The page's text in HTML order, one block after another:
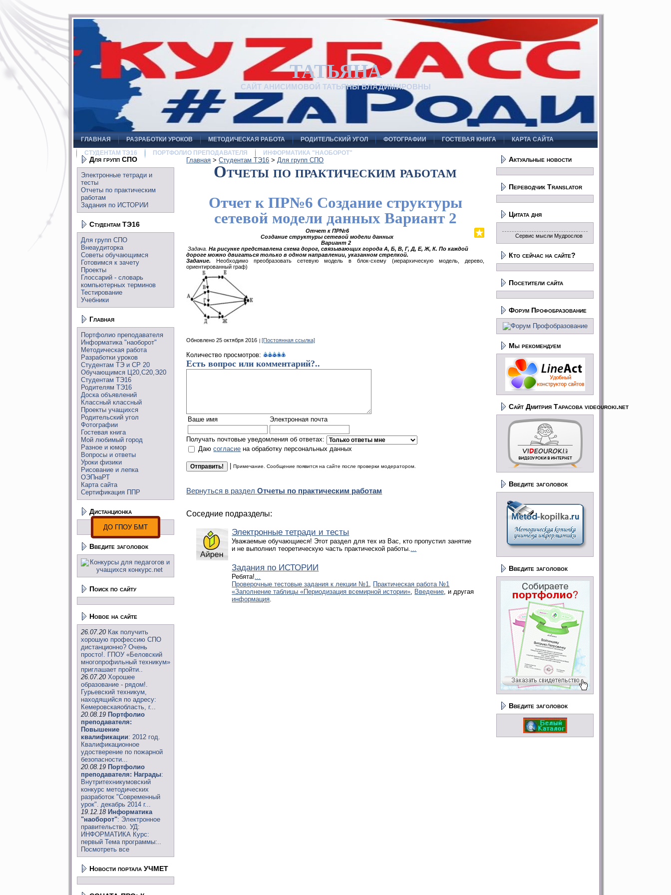
ТАТЬЯНА
САЙТ АНИСИМОВОЙ ТАТЬЯНЫ ВЛАДИМИРОВНЫ
ГЛАВНАЯ РАЗРАБОТКИ УРОКОВ МЕТОДИЧЕСКАЯ РАБОТА РОДИТЕЛЬСКИЙ УГОЛ ФОТОГРАФИИ ГОСТЕВАЯ КНИГА
КАРТА САЙТА
СТУДЕНТАМ ТЭ16
ПОРТФОЛИО ПРЕПОДАВАТЕЛЯ ИНФОРМАТИКА "НАОБОРОТ"
Для групп СПО
Электронные тетради и
тесты
Отчеты по практическим
работам
Задания по ИСТОРИИ
Студентам ТЭ16
Для групп СПО
Внеаудиторка
Советы обучающимся
Готовимся к зачету
Проекты
Глоссарий - словарь
компьютерных терминов
Тестирование
Учебники
Главная
Портфолио преподавателя
Информатика "наоборот"
Методическая работа
Разработки уроков
Студентам ТЭ и СР 20
Обучающимся Ц20,С20,Э20
Студентам ТЭ16
Родителям ТЭ16
Доска объявлений
Классный классный
Проекты учащихся
Родительский угол
Фотографии
Гостевая книга
Мой любимый город
Разное и юмор
Вопросы и ответы
Уроки физики
Рисование и лепка
ОЭПнаРТ
Карта сайта
Сертификация ППР
Дистанционка
ДО ГПОУ БМТ
Введите заголовок
Поиск по сайту
Новое на сайте
26.07.20 Как получить
хорошую профессию СПО
дистанционно? Очень
просто!. ГПОУ «Беловский
многопрофильный техникум»
приглашает пройти..
26.07.20 Хорошее
образование - рядом!.
Гурьевский техникум,
находящийся по адресу:
Кемеровскаяобласть, г...
20.08.19 Портфолио
преподавателя:
Повышение
квалификации: 2012 год.
Квалификационное
удостверение по пожарной
безопасности...
20.08.19 Портфолио
преподавателя: Награды:
Внутритехникумовский
конкурс методических
разработок "Современный
урок". декабрь 2014 г...
19.12.18 Информатика
"наоборот": Электронное
правительство. УД:
ИНФОРМАТИКА Курс:
первый Тема программы:..
Посмотреть все
Новости портала УЧМЕТ
Главная >Студентам ТЭ16 >Для групп СПО
Отчеты по практическим работам
Отчет к ПР№6 Создание структуры
сетевой модели данных Вариант 2
Отчет к ПР№6
Создание структуры сетевой модели данных
Вариант 2
Задача. На рисунке представлена схема дорог, связывающих города А, Б, В, Г, Д, Е, Ж, К. По каждой
дороге можно двигаться только в одном направлении, указанном стрелкой.
Задание.Необходимо преобразовать сетевую модель в блок-схему (иерархическую модель, дерево,
ориентированный граф)
Обновлено 25 октября 2016 [Постоянная ссылка]
Количество просмотров:
Есть вопрос или комментарий?..
Ваше имя Электронная почта
Получать почтовые уведомления об ответах:
Даюсогласие на обработку персональных данных
|Примечание. Сообщение появится на сайте после проверки модератором.
Вернуться в разделОтчеты по практическим работам
Соседние подразделы:
Электронные тетради и тесты
Уважаемые обучающиеся! Этот раздел для тех из Вас, кто пропустил занятие
и не выполнил теоретическую часть практической работы....
Задания по ИСТОРИИ
Ребята!...
Проверочные тестовые задания к лекции №1, Практическая работа №1
«Заполнение таблицы «Периодизация всемирной истории», Введение, и другая
информация.
Актуальные новости
Переводчик Translator
Цитата дня
Сервис мысли Мудрослов
Кто сейчас на сайте?
Посетители сайта
Форум Профобразование
Мы рекомендуем
Сайт Дмитрия Тарасова videouroki.net
Введите заголовок
Введите заголовок
Введите заголовок